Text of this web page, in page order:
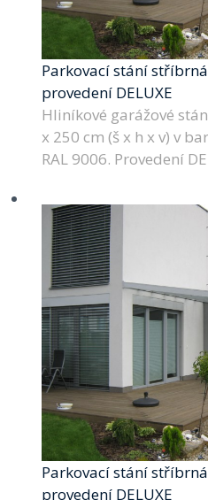
Parkovací stání
provedení DELUXE
Hliníkové garážové
x 250 cm (š x h x v) v
RAL 9006. Provedení
Parkovací stání
provedení DELUXE